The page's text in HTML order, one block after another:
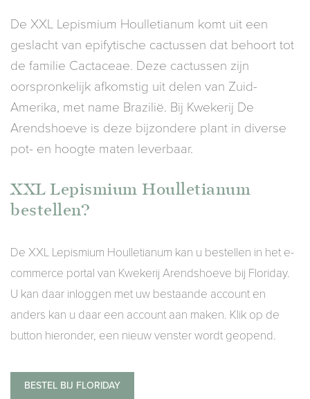
De XXL Lepismium Houlletianum komt uit een
geslacht van epifytische cactussen dat behoort tot
de familie Cactaceae. Deze cactussen zijn
oorspronkelijk afkomstig uit delen van Zuid-
Amerika, met name Brazilië. Bij Kwekerij De
Arendshoeve is deze bijzondere plant in diverse
pot- en hoogte maten leverbaar.
XXL Lepismium Houlletianum
bestellen?
De XXL Lepismium Houlletianum kan u bestellen in het e-
commerce portal van Kwekerij Arendshoeve bij Floriday.
U kan daar inloggen met uw bestaande account en
anders kan u daar een account aan maken. Klik op de
button hieronder, een nieuw venster wordt geopend.
BESTEL BIJ FLORIDAY